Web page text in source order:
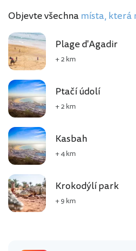
Objevte všechnamísta, která
Plage d'Agadir
+ 2 km
Ptačí údolí
+ 2 km
Kasbah
+ 4 km
Krokodýlí park
+ 9 km